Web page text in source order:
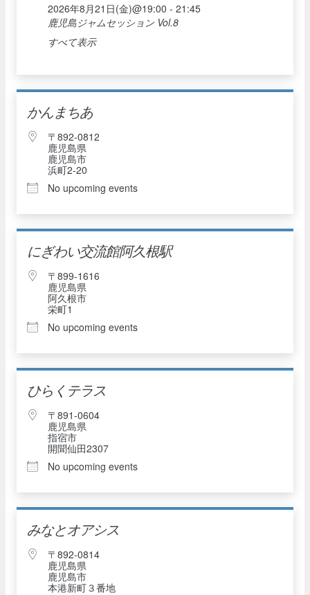
2026年8月21日(金)@19:00 - 21:45
鹿児島ジャムセッション Vol.8
すべて表示
かんまちあ
〒892-0812
鹿児島県
鹿児島市
浜町2-20
No upcoming events
にぎわい交流館阿久根駅
〒899-1616
鹿児島県
阿久根市
栄町1
No upcoming events
ひらくテラス
〒891-0604
鹿児島県
指宿市
開聞仙田2307
No upcoming events
みなとオアシス
〒892-0814
鹿児島県
鹿児島市
本港新町３番地